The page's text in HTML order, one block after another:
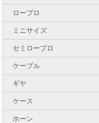
ロープロ
ミニサイズ
セミロープロ
ケーブル
ギヤ
ケース
ホーン